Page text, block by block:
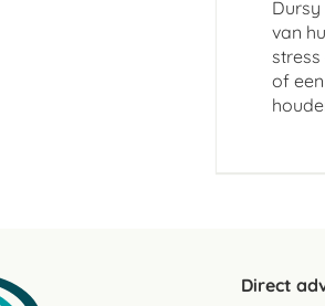
van
stress
of
Direct